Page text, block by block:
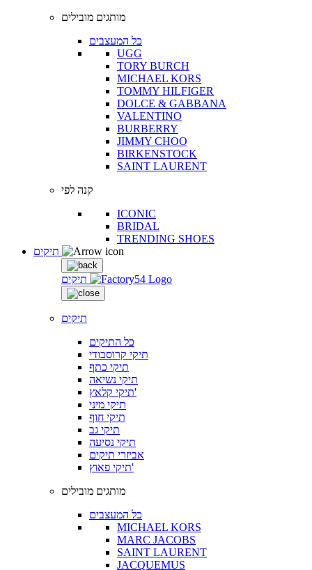
מותגים מובילים
כל המעצבים
UGG
TORY BURCH
MICHAEL KORS
TOMMY HILFIGER
DOLCE & GABBANA
VALENTINO
BURBERRY
JIMMY CHOO
BIRKENSTOCK
SAINT LAURENT
קנה לפי
ICONIC
BRIDAL
TRENDING SHOES
תיקים
תיקים
כל התיקים
תיקי קרוסבודי
תיקי כתף
תיקי נשיאה
תיקי קלאץ'
תיקי מיני
תיקי חוף
תיקי גב
תיקי נסיעה
אביזרי תיקים
תיקי פאוץ'
מותגים מובילים
כל המעצבים
MICHAEL KORS
MARC JACOBS
SAINT LAURENT
JACQUEMUS